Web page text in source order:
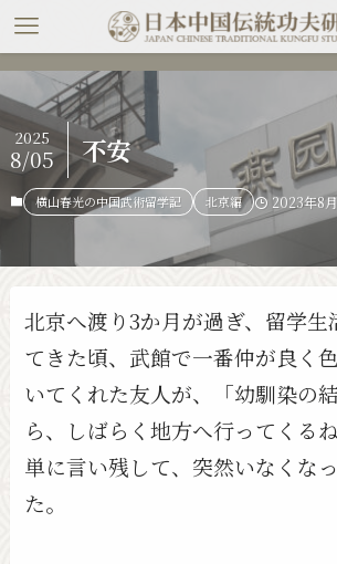
不安
2025
8/05
横山春光の中国武術留学記 北京編 2023年8
北京へ渡り3か月が過ぎ、留学生
てきた頃、武館で一番仲が良く
いてくれた友人が、「幼馴染の
ら、しばらく地方へ行ってくる
単に言い残して、突然いなくな
た。